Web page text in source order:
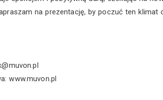
na prezentację, by poczuć ten klimat
www.muvon.pl